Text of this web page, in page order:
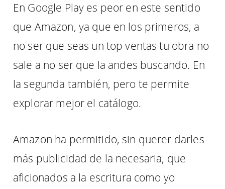
En Google Play es peor en este sentido
que Amazon, ya que en los primeros, a
no ser que seas un top ventas tu obra no
sale a no ser que la andes buscando. En
la segunda también, pero te permite
explorar mejor el catálogo.
Amazon ha permitido, sin querer darles
más publicidad de la necesaria, que
aficionados a la escritura como yo